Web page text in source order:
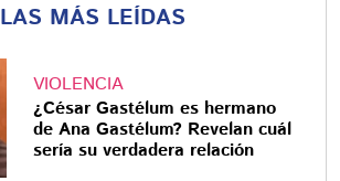
LAS MÁS LEÍDAS
VIOLENCIA
¿César Gastélum es hermano
de Ana Gastélum? Revelan cuál
sería su verdadera relación